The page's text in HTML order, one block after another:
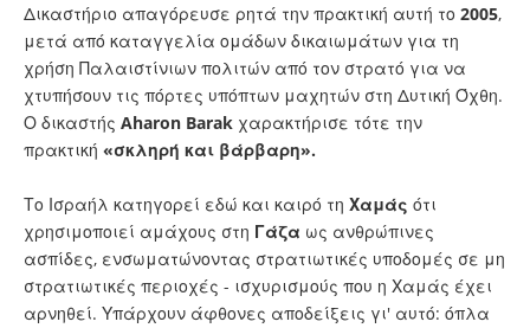
Δικαστήριο απαγόρευσε ρητά την πρακτική αυτή το 2005,
μετά από καταγγελία ομάδων δικαιωμάτων για τη
χρήση Παλαιστίνιων πολιτών από τον στρατό για να
χτυπήσουν τις πόρτες υπόπτων μαχητών στη Δυτική Όχθη.
Ο δικαστής Aharon Barak χαρακτήρισε τότε την
πρακτική «σκληρή και βάρβαρη».
Το Ισραήλ κατηγορεί εδώ και καιρό τη Χαμάς ότι
χρησιμοποιεί αμάχους στη Γάζα ως ανθρώπινες
ασπίδες, ενσωματώνοντας στρατιωτικές υποδομές σε μη
στρατιωτικές περιοχές - ισχυρισμούς που η Χαμάς έχει
αρνηθεί. Υπάρχουν άφθονες αποδείξεις γι' αυτό: όπλα